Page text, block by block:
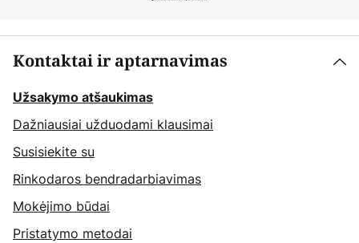
Kontaktai ir aptarnavimas
Užsakymo atšaukimas
Dažniausiai užduodami klausimai
Susisiekite su
Rinkodaros bendradarbiavimas
Mokėjimo būdai
Pristatymo metodai